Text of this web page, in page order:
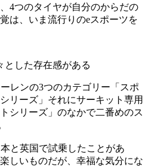
4つのタイヤが自分のからだの
は、いま流行りのeスポーツを
とした存在感がある
レンの3つのカテゴリー「スポ
リーズ」それにサーキット専用
シリーズ」のなかで二番めのス
と英国で試乗したことがあ
しいものだが、幸福な気分にな